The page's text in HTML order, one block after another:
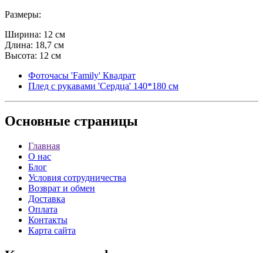
Размеры:
Ширина: 12 см
Длина: 18,7 см
Высота: 12 см
Фоточасы 'Family' Квадрат
Плед с рукавами 'Сердца' 140*180 см
Основные страницы
Главная
О нас
Блог
Условия сотрудничества
Возврат и обмен
Доставка
Оплата
Контакты
Карта сайта